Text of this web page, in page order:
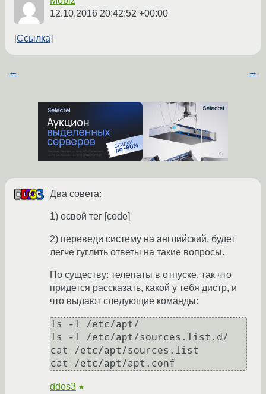
12.10.2016 20:42:52 +00:00
Ссылка
← →
Два совета:
1) освой тег [сode]
2) переведи систему на английский, будет
легче гуглить ответы на такие вопросы.
По существу: телепаты в отпуске, так что
придется рассказать, какой у тебя дистр, и
что выдают следующие команды:
ls -l /etc/apt/
ls -l /etc/apt/sources.list.d/
cat /etc/apt/sources.list
ddos3 ★